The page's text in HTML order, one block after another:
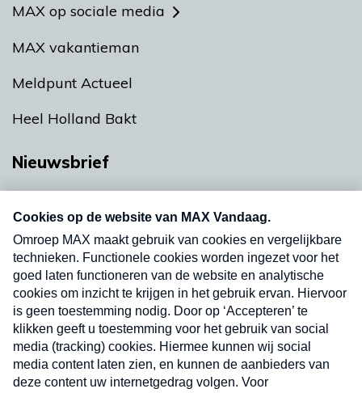
MAX op sociale media
MAX vakantieman
Meldpunt Actueel
Heel Holland Bakt
Nieuwsbrief
nieuwsbrief. Elke vrijdag- en dinsdagochtend in
uw mailbox.
Verzend